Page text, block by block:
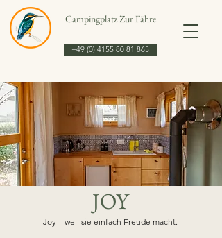
Campingplatz Zur Fähre
+49 (0) 4155 80 81 865
JOY
Joy – weil sie einfach Freude macht.